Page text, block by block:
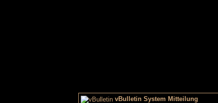
vBulletin System Mitteilung